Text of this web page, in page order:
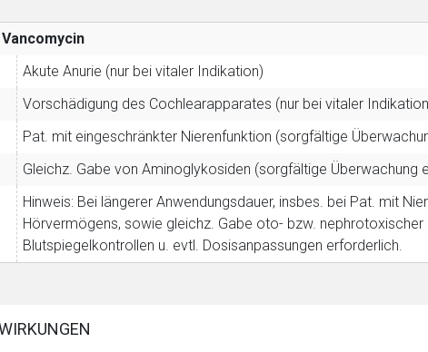
Vancomycin
Akute Anurie (nur bei vitaler Indikation)
Vorschädigung des Cochlearapparates (nur bei vitaler
Pat. mit eingeschränkter Nierenfunktion (sorgfältige
Gleichz. Gabe von Aminoglykosiden (sorgfältige Überwachung
Hinweis: Bei längerer Anwendungsdauer, insbes. bei Pat. mit
Hörvermögens, sowie gleichz. Gabe oto- bzw.
Blutspiegelkontrollen u. evtl. Dosisanpassungen erforderlich.